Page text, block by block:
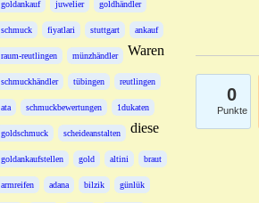
goldankauf juwelier goldhändler
schmuck fiyatlari stuttgart ankauf
raum-reutlingen münzhändler
schmuckhändler tübingen reutlingen
ata schmuckbewertungen 1dukaten
goldschmuck scheideanstalten
goldankaufstellen gold altini braut
armreifen adana bilzik günlük
Waren
diese
0
Punkte